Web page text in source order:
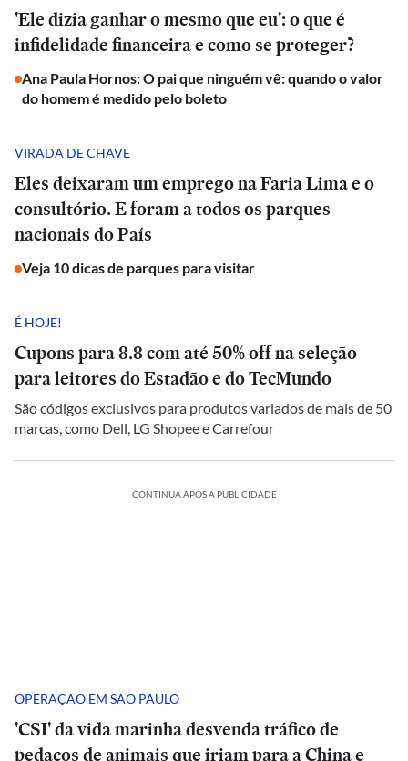
'Ele dizia ganhar o mesmo que eu': o que é
infidelidade financeira e como se proteger?
Ana Paula Hornos: O pai que ninguém vê: quando o valor
do homem é medido pelo boleto
VIRADA DE CHAVE
Eles deixaram um emprego na Faria Lima e o
consultório. E foram a todos os parques
nacionais do País
Veja 10 dicas de parques para visitar
É HOJE!
Cupons para 8.8 com até 50% off na seleção
para leitores do Estadão e do TecMundo
São códigos exclusivos para produtos variados de mais de 50
marcas, como Dell, LG Shopee e Carrefour
CONTINUA APÓS A PUBLICIDADE
OPERAÇÃO EM SÃO PAULO
'CSI' da vida marinha desvenda tráfico de
pedaços de animais que iriam para a China e